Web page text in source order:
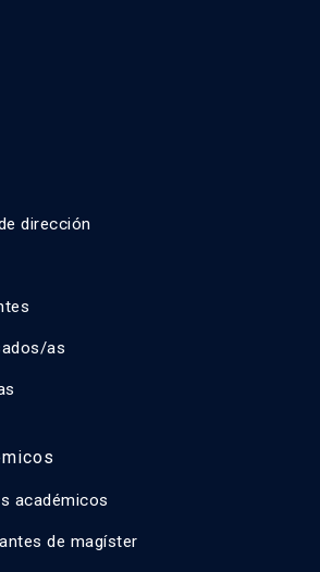
dirección
as
académicos
de magíster